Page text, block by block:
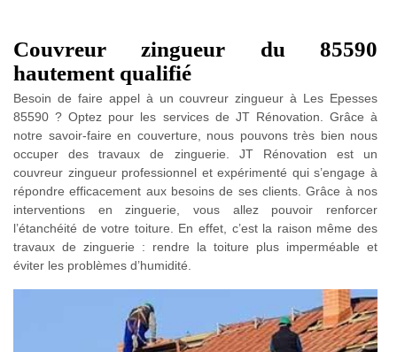
Couvreur zingueur du 85590
hautement qualifié
Besoin de faire appel à un couvreur zingueur à Les Epesses
85590 ? Optez pour les services de JT Rénovation. Grâce à
notre savoir-faire en couverture, nous pouvons très bien nous
occuper des travaux de zinguerie. JT Rénovation est un
couvreur zingueur professionnel et expérimenté qui s’engage à
répondre efficacement aux besoins de ses clients. Grâce à nos
interventions en zinguerie, vous allez pouvoir renforcer
l’étanchéité de votre toiture. En effet, c’est la raison même des
travaux de zinguerie : rendre la toiture plus imperméable et
éviter les problèmes d’humidité.